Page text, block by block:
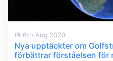
6th Aug 2020
Nya upptäckter om
förbättrar förståelsen för